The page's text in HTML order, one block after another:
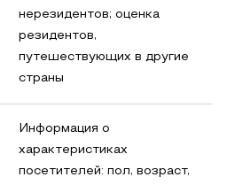
нерезидентов; оценка
резидентов,
путешествующих в другие
страны
Информация о
характеристиках
посетителей: пол, возраст,